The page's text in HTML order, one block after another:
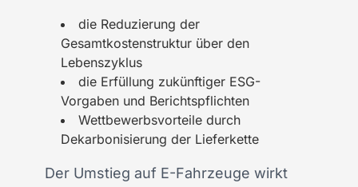
die Reduzierung der
Gesamtkostenstruktur über den
Lebenszyklus
die Erfüllung zukünftiger ESG-
Vorgaben und Berichtspflichten
Wettbewerbsvorteile durch
Dekarbonisierung der Lieferkette
Der Umstieg auf E-Fahrzeuge wirkt